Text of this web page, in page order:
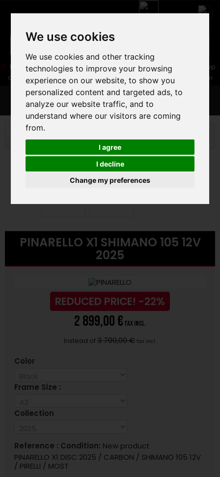
We use cookies
We use cookies and other tracking
technologies to improve your browsing
experience on our website, to show you
personalized content and targeted ads, to
analyze our website traffic, and to
understand where our visitors are coming
from.
I agree
I decline
Change my preferences
Boutique :05 16 83 64 41/ Web :06 30 32 02 25
Web-Shop :
contact86@freecycle.fr/ Atelier-SAV :freecyclesav@gmail.com
MENU
ROAD BIKE
PINARELLO X1 SHIMANO 105 12V 2025
PINARELLO X1 SHIMANO 105 12V
2025
REDUCED PRICE! -22%
2 899,00 € tax incl.
Instead of 3 700,00 € tax incl.
Color
Frame Size :
Collection
Reference : Condition: New product
PINARELLO X1 DISC 2025 / CARBON / SHIMANO 105 12V
/ PIRELLI / MOST